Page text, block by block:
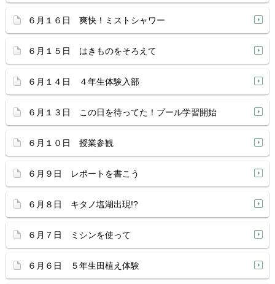
６月１６日 爽快！ミストシャワー
６月１５日 はきものをそろえて
６月１４日 ４年生体験入部
６月１３日 この日を待ってた！プール学習開始
６月１０日 授業参観
６月９日 レポートを書こう
６月８日 キタノ塩湖出現!?
６月７日 ミシンを使って
６月６日 ５年生田植え体験